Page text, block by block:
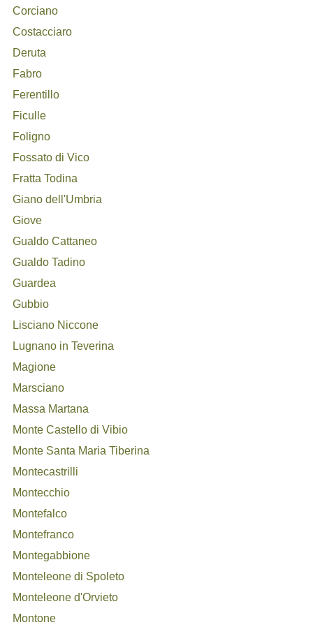
Corciano
Costacciaro
Deruta
Fabro
Ferentillo
Ficulle
Foligno
Fossato di Vico
Fratta Todina
Giano dell'Umbria
Giove
Gualdo Cattaneo
Gualdo Tadino
Guardea
Gubbio
Lisciano Niccone
Lugnano in Teverina
Magione
Marsciano
Massa Martana
Monte Castello di Vibio
Monte Santa Maria Tiberina
Montecastrilli
Montecchio
Montefalco
Montefranco
Montegabbione
Monteleone di Spoleto
Monteleone d'Orvieto
Montone